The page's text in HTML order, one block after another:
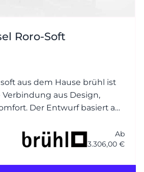
Roro-Soft
aus dem Hause brühl ist
aus Design,
Der Entwurf basiert auf
einladender Polsterung
Zusatz soft.
Ab
3.306,00 €